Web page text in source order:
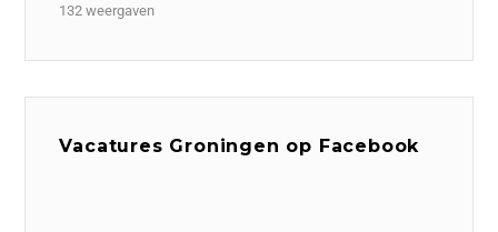
132 weergaven
Vacatures Groningen op Facebook